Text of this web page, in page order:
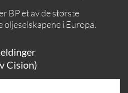
BP et av de største
i Europa.
Cision)